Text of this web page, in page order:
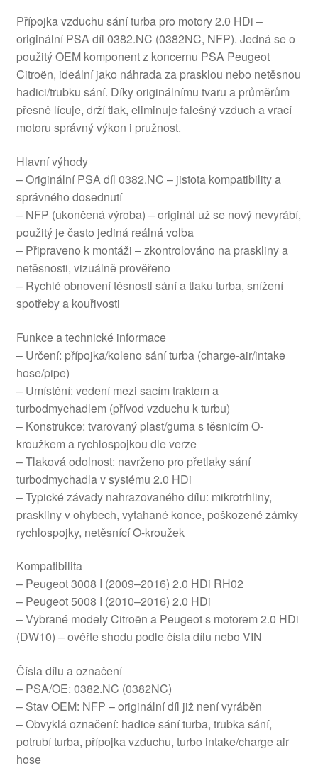
Přípojka vzduchu sání turba pro motory 2.0 HDi –
originální PSA díl 0382.NC (0382NC, NFP). Jedná se o
použitý OEM komponent z koncernu PSA Peugeot
Citroën, ideální jako náhrada za prasklou nebo netěsnou
hadici/trubku sání. Díky originálnímu tvaru a průměrům
přesně lícuje, drží tlak, eliminuje falešný vzduch a vrací
motoru správný výkon i pružnost.
Hlavní výhody
– Originální PSA díl 0382.NC – jistota kompatibility a
správného dosednutí
– NFP (ukončená výroba) – originál už se nový nevyrábí,
použitý je často jediná reálná volba
– Připraveno k montáži – zkontrolováno na praskliny a
netěsnosti, vizuálně prověřeno
– Rychlé obnovení těsnosti sání a tlaku turba, snížení
spotřeby a kouřivosti
Funkce a technické informace
– Určení: přípojka/koleno sání turba (charge-air/intake
hose/pipe)
– Umístění: vedení mezi sacím traktem a
turbodmychadlem (přívod vzduchu k turbu)
– Konstrukce: tvarovaný plast/guma s těsnicím O-
kroužkem a rychlospojkou dle verze
– Tlaková odolnost: navrženo pro přetlaky sání
turbodmychadla v systému 2.0 HDi
– Typické závady nahrazovaného dílu: mikrotrhliny,
praskliny v ohybech, vytahané konce, poškozené zámky
rychlospojky, netěsnící O-kroužek
Kompatibilita
– Peugeot 3008 I (2009–2016) 2.0 HDi RH02
– Peugeot 5008 I (2010–2016) 2.0 HDi
– Vybrané modely Citroën a Peugeot s motorem 2.0 HDi
(DW10) – ověřte shodu podle čísla dílu nebo VIN
Čísla dílu a označení
– PSA/OE: 0382.NC (0382NC)
– Stav OEM: NFP – originální díl již není vyráběn
– Obvyklá označení: hadice sání turba, trubka sání,
potrubí turba, přípojka vzduchu, turbo intake/charge air
hose